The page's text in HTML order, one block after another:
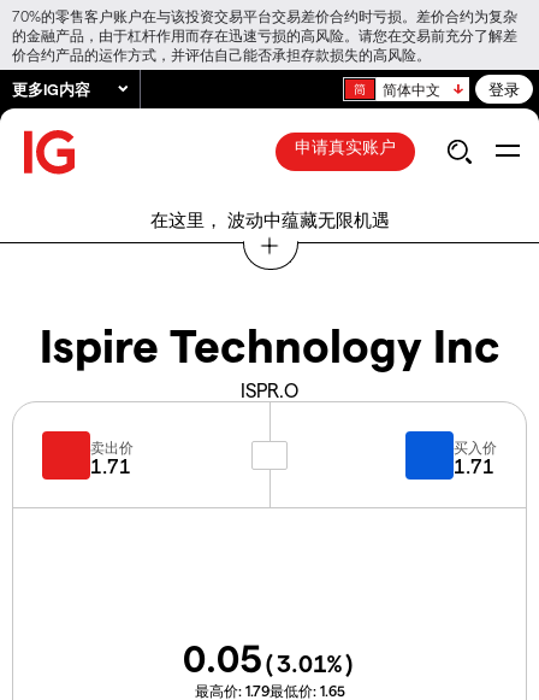
70%的零售客户账户在与该投资交易平台交易差价合约时亏损。差价合约为复杂
的金融产品，由于杠杆作用而存在迅速亏损的高风险。请您在交易前充分了解差
价合约产品的运作方式，并评估自己能否承担存款损失的高风险。
更多IG内容 简体中文 登录
申请真实账户
在这里， 波动中蕴藏无限机遇
Ispire Technology Inc
ISPR.O
卖出价
1.71
买入价
1.71
0.05(3.01%)
最高价: 1.79最低价: 1.65